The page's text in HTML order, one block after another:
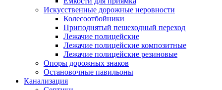
Искусственные дорожные неровности
Колесоотбойники
Приподнятый пешеходный переход
Лежачие полицейские
Лежачие полицейские композитные
Лежачие полицейские резиновые
Опоры дорожных знаков
Остановочные павильоны
Канализация